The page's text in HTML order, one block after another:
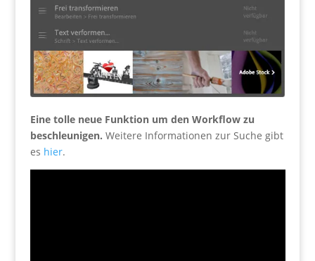
Eine tolle neue Funktion um den Workflow zu
beschleunigen. Weitere Informationen zur Suche gibt
es hier.